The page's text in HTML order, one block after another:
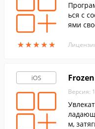
★★★★★
★★★★★
ься с
ями
iOS
Версия:
м,